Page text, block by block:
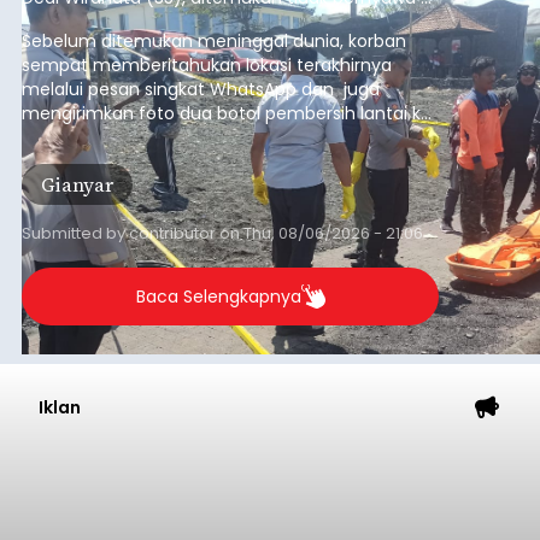
pesisir Pantai Purnama, Sukawati.
Sebelum ditemukan meninggal dunia, korban
sempat memberitahukan lokasi terakhirnya
melalui pesan singkat WhatsApp dan juga
mengirimkan foto dua botol pembersih lantai ke
istrinya.
Gianyar
Submitted bycontributoronThu, 08/06/2026 - 21:06
Baca Selengkapnya
Iklan